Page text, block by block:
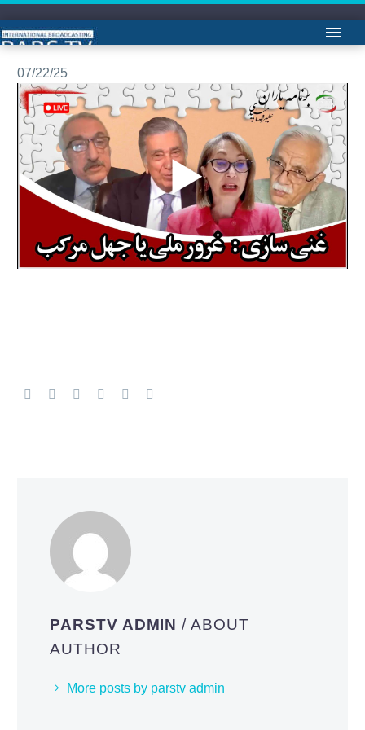
07/22/25
PARSTV ADMIN/ ABOUT
AUTHOR
More posts by parstv admin